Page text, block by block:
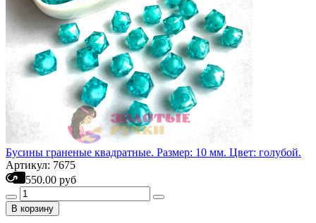
Бусины граненые квадратные. Размер: 10 мм. Цвет: голубой.
Артикул: 7675
550.00 руб
В корзину